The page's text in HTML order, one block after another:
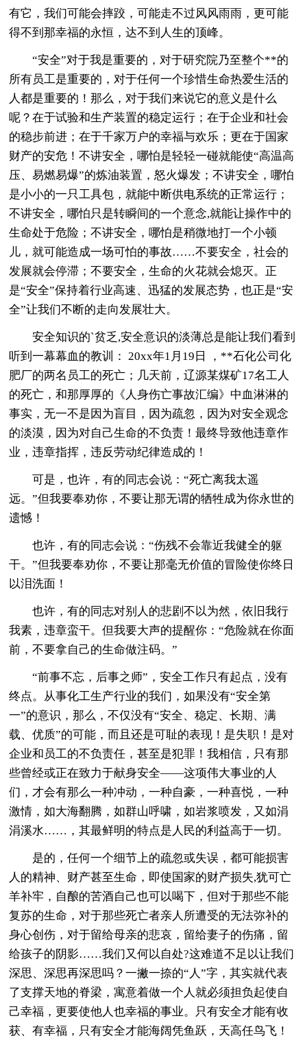
有它，我们可能会摔跤，可能走不过风风雨雨，更可能
得不到那幸福的永恒，达不到人生的顶峰。
“安全”对于我是重要的，对于研究院乃至整个**的
所有员工是重要的，对于任何一个珍惜生命热爱生活的
人都是重要的！那么，对于我们来说它的意义是什么
呢？在于试验和生产装置的稳定运行；在于企业和社会
的稳步前进；在于千家万户的幸福与欢乐；更在于国家
财产的安危！不讲安全，哪怕是轻轻一碰就能使“高温高
压、易燃易爆”的炼油装置，怒火爆发；不讲安全，哪怕
是小小的一只工具包，就能中断供电系统的正常运行；
不讲安全，哪怕只是转瞬间的一个意念,就能让操作中的
生命处于危险；不讲安全，哪怕是稍微地打一个小顿
儿，就可能造成一场可怕的事故……不要安全，社会的
发展就会停滞；不要安全，生命的火花就会熄灭。正
是“安全”保持着行业高速、迅猛的发展态势，也正是“安
全”让我们不断的走向发展壮大。
安全知识的`贫乏,安全意识的淡薄总是能让我们看到
听到一幕幕血的教训： 20xx年1月19日 ，**石化公司化
肥厂的两名员工的死亡；几天前，辽源某煤矿17名工人
的死亡，和那厚厚的《人身伤亡事故汇编》中血淋淋的
事实，无一不是因为盲目，因为疏忽，因为对安全观念
的淡漠，因为对自己生命的不负责！最终导致他违章作
业，违章指挥，违反劳动纪律造成的！
可是，也许，有的同志会说：“死亡离我太遥
远。”但我要奉劝你，不要让那无谓的牺牲成为你永世的
遗憾！
也许，有的同志会说：“伤残不会靠近我健全的躯
干。”但我要奉劝你，不要让那毫无价值的冒险使你终日
以泪洗面！
也许，有的同志对别人的悲剧不以为然，依旧我行
我素，违章蛮干。但我要大声的提醒你：“危险就在你面
前，不要拿自己的生命做注码。”
“前事不忘，后事之师”，安全工作只有起点，没有
终点。从事化工生产行业的我们，如果没有“安全第
一”的意识，那么，不仅没有“安全、稳定、长期、满
载、优质”的可能，而且还是可耻的表现！是失职！是对
企业和员工的不负责任，甚至是犯罪！我相信，只有那
些曾经或正在致力于献身安全——这项伟大事业的人
们，才会有那么一种冲动，一种自豪，一种喜悦，一种
激情，如大海翻腾，如群山呼啸，如岩浆喷发，又如涓
涓溪水……，其最鲜明的特点是人民的利益高于一切。
是的，任何一个细节上的疏忽或失误，都可能损害
人的精神、财产甚至生命，即使国家的财产损失,犹可亡
羊补牢，自酿的苦酒自己也可以喝下，但对于那些不能
复苏的生命，对于那些死亡者亲人所遭受的无法弥补的
身心创伤，对于留给母亲的悲哀，留给妻子的伤痛，留
给孩子的阴影……我们又何以自处?这难道不足以让我们
深思、深思再深思吗？一撇一捺的“人”字，其实就代表
了支撑天地的脊梁，寓意着做一个人就必须担负起使自
己幸福，更要使他人也幸福的事业。只有安全才能有收
获、有幸福，只有安全才能海阔凭鱼跃，天高任鸟飞！